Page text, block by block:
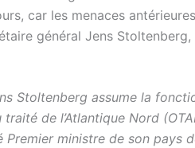
car les menaces
général Jens Stoltenberg,
Stoltenberg assume la
traité de l’Atlantique Nord
Premier ministre de son pays